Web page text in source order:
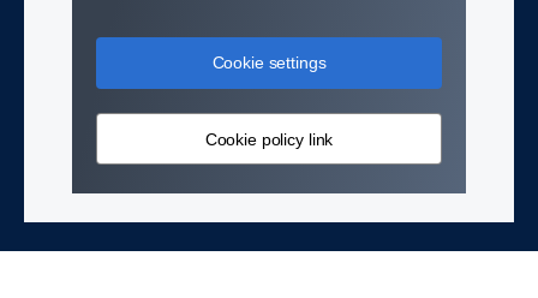
Cookie settings
Cookie policy link